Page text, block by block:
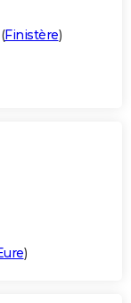
(Finistère)
)